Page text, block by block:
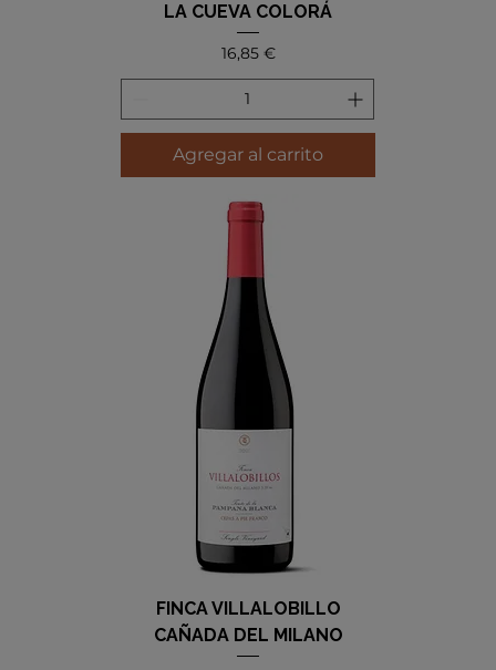
LA CUEVA COLORÁ
Precio
16,85 €
Agregar al carrito
FINCA VILLALOBILLO
CAÑADA DEL MILANO